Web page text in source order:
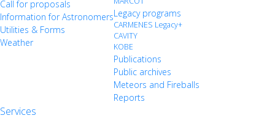
Call for proposals
Information for Astronomers
Utilities & Forms
Weather
Legacy programs
CARMENES Legacy+
CAVITY
KOBE
Publications
Public archives
Meteors and Fireballs
Reports
Services